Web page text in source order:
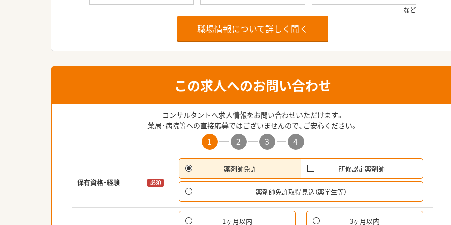
職場情報について詳しく聞く
この求人へのお問い合わせ
コンサルタントへ求人情報をお問い合わせいただけます。
薬局・病院等への直接応募ではございませんので、ご安心ください。
1 2 3 4
保有資格・経験 必須
薬剤師免許 研修認定薬剤師
薬剤師免許取得見込（薬学生等）
1ヶ月以内 3ヶ月以内